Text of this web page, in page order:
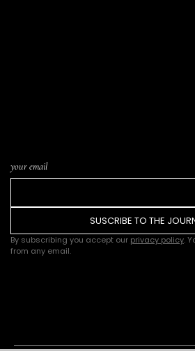
your email
SUSCRIBE TO THE
By subscribing you accept our privacy policy.
from any email.